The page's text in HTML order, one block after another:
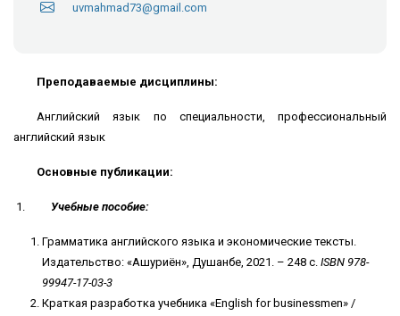
uvmahmad73@gmail.com
Преподаваемые дисциплины:
Английский язык по специальности, профессиональный
английский язык
Основные публикации:
Учебные пособие:
Грамматика английского языка и экономические тексты.
Издательство: «Ашуриён», Душанбе, 2021. – 248 с. ISBN 978-
99947-17-03-3
Краткая разработка учебника «English for businessmen» /